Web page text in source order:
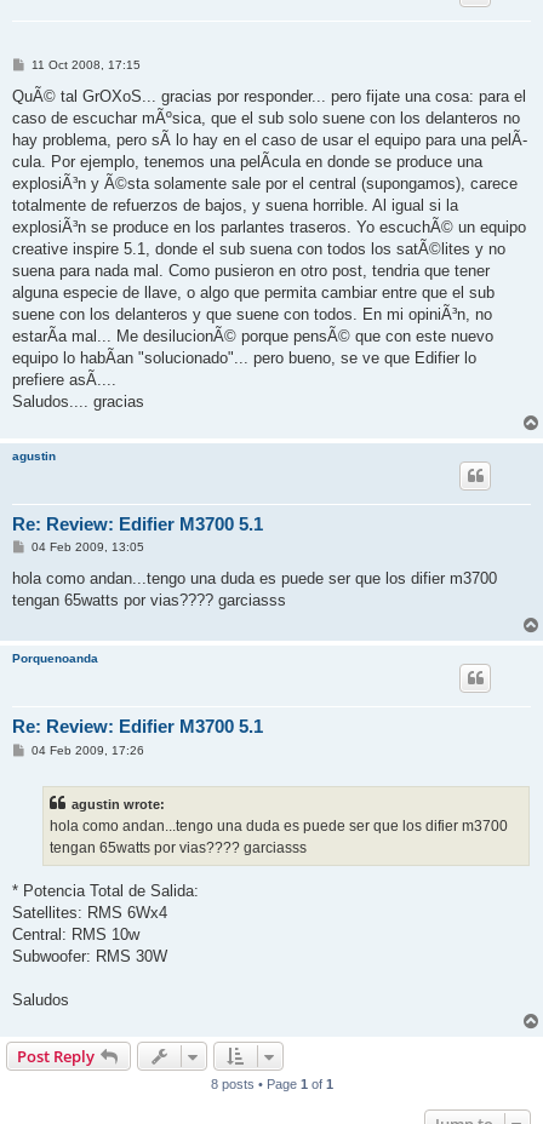
P
s
11 Oct 2008, 17:15
QuÃ© tal GrOXoS... gracias por responder... pero fijate una cosa: para el
caso de escuchar mÃºsica, que el sub solo suene con los delanteros no
hay problema, pero sÃ­ lo hay en el caso de usar el equipo para una pelÃ­
cula. Por ejemplo, tenemos una pelÃ­cula en donde se produce una
explosiÃ³n y Ã©sta solamente sale por el central (supongamos), carece
totalmente de refuerzos de bajos, y suena horrible. Al igual si la
explosiÃ³n se produce en los parlantes traseros. Yo escuchÃ© un equipo
creative inspire 5.1, donde el sub suena con todos los satÃ©lites y no
suena para nada mal. Como pusieron en otro post, tendria que tener
alguna especie de llave, o algo que permita cambiar entre que el sub
suene con los delanteros y que suene con todos. En mi opiniÃ³n, no
estarÃ­a mal... Me desilucionÃ© porque pensÃ© que con este nuevo
equipo lo habÃ­an "solucionado"... pero bueno, se ve que Edifier lo
prefiere asÃ­....
Saludos.... gracias
agustin
Re: Review: Edifier M3700 5.1
P
s
04 Feb 2009, 13:05
hola como andan...tengo una duda es puede ser que los difier m3700
tengan 65watts por vias???? garciasss
Porquenoanda
Re: Review: Edifier M3700 5.1
P04 Feb 2009, 17:26
agustin wrote:
hola como andan...tengo una duda es puede ser que los difier m3700
tengan 65watts por vias???? garciasss
* Potencia Total de Salida:
Satellites: RMS 6Wx4
Central: RMS 10w
Subwoofer: RMS 30W
Saludos
Post Reply
8 posts • Page 1of 1